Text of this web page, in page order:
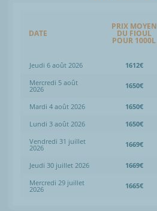
DATE
PRIX MOYEN
DU FIOUL
POUR 1000L
Jeudi 6 août 2026 1612€
Mercredi 5 août
2026 1650€
Mardi 4 août 2026 1650€
Lundi 3 août 2026
1650€
Vendredi 31 juillet
2026 1669€
Jeudi 30 juillet 2026 1669€
Mercredi 29 juillet
2026 1665€